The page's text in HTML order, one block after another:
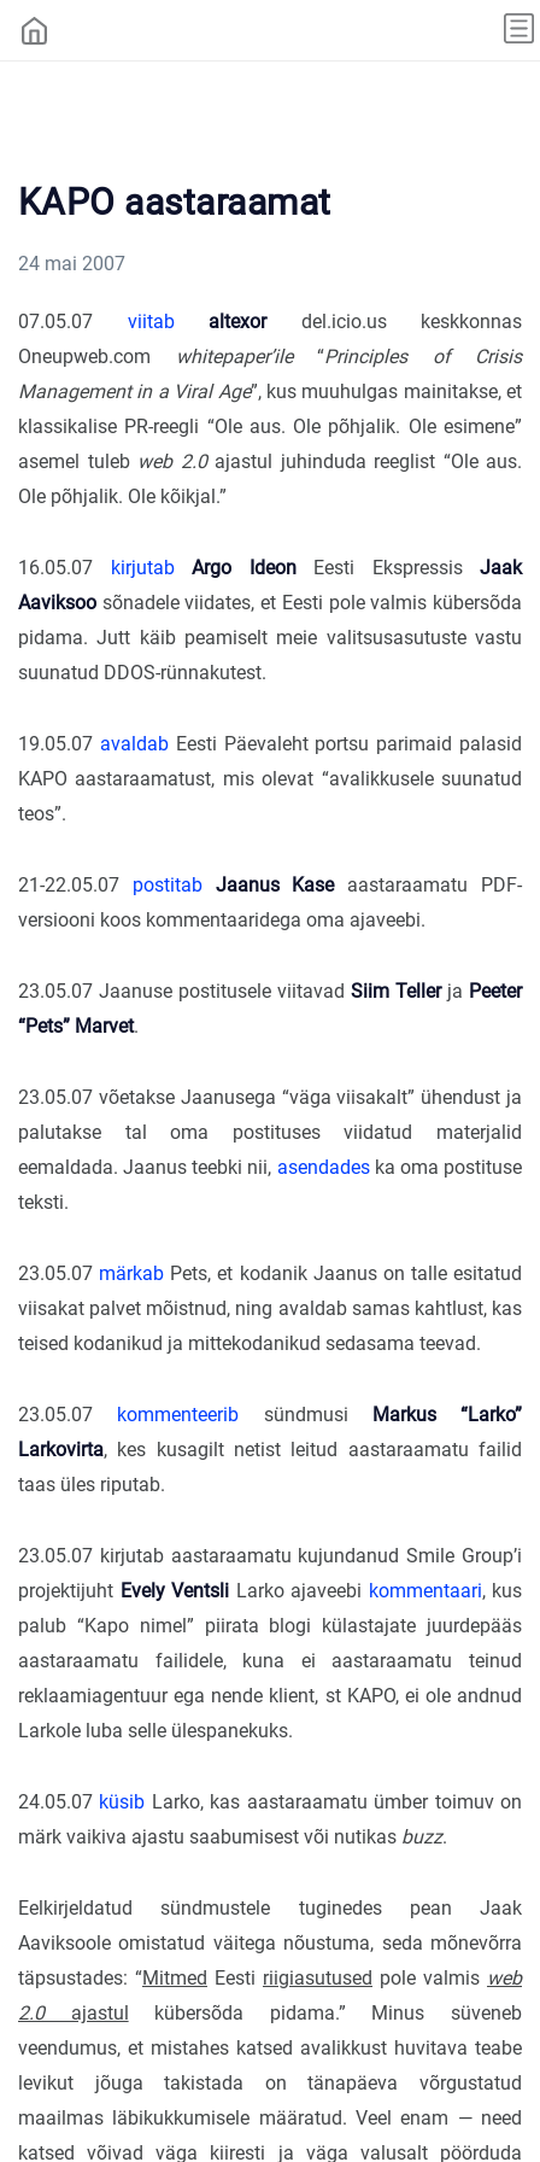
KAPO aastaraamat
24 mai 2007
07.05.07 viitab altexordel.icio.us keskkonnas
Oneupweb.com
whitepaper’ile“Principles of Crisis
Management in a Viral Age”, kus muuhulgas mainitakse, et
klassikalise PR-reegli “Ole aus. Ole põhjalik. Ole esimene”
asemel tuleb web 2.0ajastul juhinduda reeglist “Ole aus.
Ole põhjalik. Ole kõikjal.”
16.05.07 kirjutab Argo IdeonEesti Ekspressis Jaak
Aaviksoo sõnadele viidates, et Eesti pole valmis kübersõda
pidama. Jutt käib peamiselt meie valitsusasutuste vastu
suunatud DDOS-rünnakutest.
19.05.07 avaldabEesti Päevaleht portsu parimaid palasid
KAPO aastaraamatust, mis olevat “avalikkusele suunatud
teos”.
21-22.05.07 postitab Jaanus Kaseaastaraamatu PDF-
versiooni koos kommentaaridega oma ajaveebi.
23.05.07 Jaanuse postitusele viitavad Siim Tellerja Peeter
“Pets” Marvet.
23.05.07 võetakse Jaanusega “väga viisakalt” ühendust ja
palutakse tal oma postituses viidatud materjalid
eemaldada. Jaanus teebki nii, asendadeska oma postituse
teksti.
23.05.07 märkab Pets, et kodanik Jaanus on talle esitatud
viisakat palvet mõistnud, ning avaldab samas kahtlust, kas
teised kodanikud ja mittekodanikud sedasama teevad.
23.05.07 kommenteerib sündmusi Markus “Larko”
Larkovirta, kes kusagilt netist leitud aastaraamatu failid
taas üles riputab.
23.05.07 kirjutab aastaraamatu kujundanud Smile Group’i
projektijuht Evely Ventsli Larko ajaveebi kommentaari, kus
palub “Kapo nimel” piirata blogi külastajate juurdepääs
aastaraamatu failidele, kuna ei aastaraamatu teinud
reklaamiagentuur ega nende klient, st KAPO, ei ole andnud
Larkole luba selle ülespanekuks.
24.05.07 küsib Larko, kas aastaraamatu ümber toimuv on
märk vaikiva ajastu saabumisest või nutikas buzz.
Eelkirjeldatud sündmustele tuginedes pean Jaak
Aaviksoole omistatud väitega nõustuma, seda mõnevõrra
täpsustades: “Mitmed Eesti riigiasutused pole valmis web
2.0ajastul kübersõda pidama.” Minus süveneb
veendumus, et mistahes katsed avalikkust huvitava teabe
levikut jõuga takistada on tänapäeva võrgustatud
maailmas läbikukkumisele määratud. Veel enam — need
katsed võivad väga kiiresti ja väga valusalt pöörduda